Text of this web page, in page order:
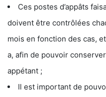
Ces postes d’appâts
doivent être contrôlées
mois en fonction des cas,
a, afin de pouvoir
appétant ;
Il est important de